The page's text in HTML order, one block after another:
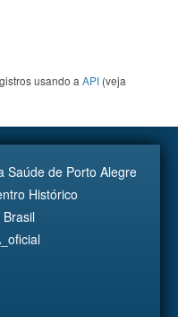
usando a API (veja
Saúde de Porto Alegre
Histórico